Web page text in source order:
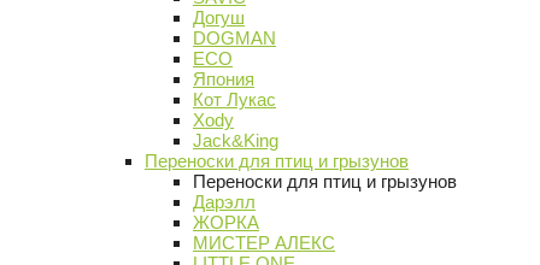
Догуш
DOGMAN
ECO
Япония
Кот Лукас
Xody
Jack&King
Переноски для птиц и грызунов
Переноски для птиц и грызунов
Дарэлл
ЖОРКА
МИСТЕР АЛЕКС